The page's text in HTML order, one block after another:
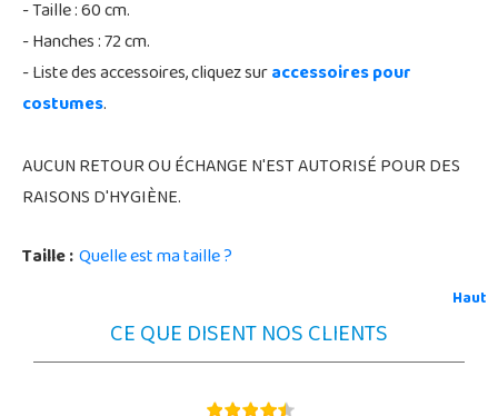
- Taille : 60 cm.
- Hanches : 72 cm.
- Liste des accessoires, cliquez suraccessoires pour
costumes.
AUCUN RETOUR OU ÉCHANGE N'EST AUTORISÉ POUR DES
RAISONS D'HYGIÈNE.
Taille :Quelle est ma taille ?
Haut
CE QUE DISENT NOS CLIENTS